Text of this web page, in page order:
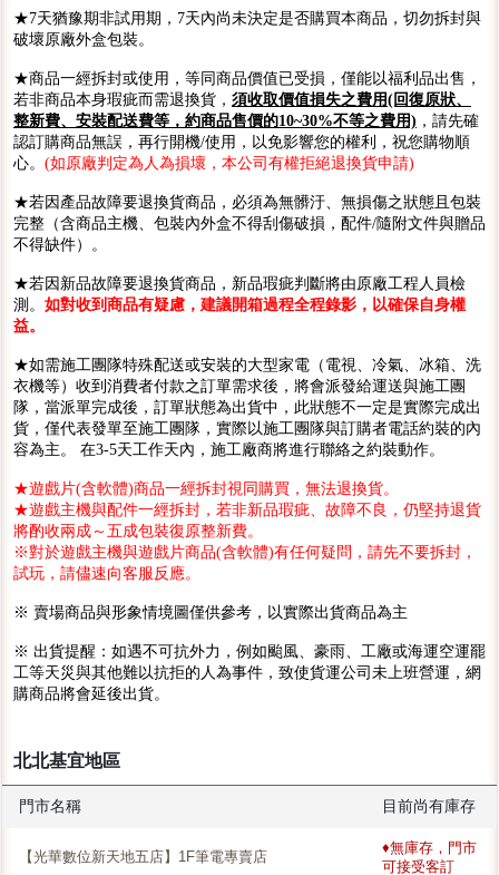
★7天猶豫期非試用期，7天內尚未決定是否購買本商品，切勿拆封與
破壞原廠外盒包裝。
★商品一經拆封或使用，等同商品價值已受損，僅能以福利品出售，
若非商品本身瑕疵而需退換貨， 須收取價值損失之費用(回復原狀、
整新費、安裝配送費等，約商品售價的10~30%不等之費用) ，請先確
認訂購商品無誤，再行開機/使用，以免影響您的權利，祝您購物順
心。 (如原廠判定為人為損壞，本公司有權拒絕退換貨申請)
★若因產品故障要退換貨商品，必須為無髒汙、無損傷之狀態且包裝
完整（含商品主機、包裝內外盒不得刮傷破損，配件/隨附文件與贈品
不得缺件）。
★若因新品故障要退換貨商品，新品瑕疵判斷將由原廠工程人員檢
測。 如對收到商品有疑慮，建議開箱過程全程錄影，以確保自身權
益。
★如需施工團隊特殊配送或安裝的大型家電（電視、冷氣、冰箱、洗
衣機等）收到消費者付款之訂單需求後，將會派發給運送與施工團
隊，當派單完成後，訂單狀態為出貨中，此狀態不一定是實際完成出
貨，僅代表發單至施工團隊，實際以施工團隊與訂購者電話約裝的內
容為主。 在3-5天工作天內，施工廠商將進行聯絡之約裝動作。
★遊戲片(含軟體)商品一經拆封視同購買，無法退換貨。
★遊戲主機與配件一經拆封，若非新品瑕疵、故障不良，仍堅持退貨
將酌收兩成～五成包裝復原整新費。
※對於遊戲主機與遊戲片商品(含軟體)有任何疑問，請先不要拆封，
試玩，請儘速向客服反應。
※ 賣場商品與形象情境圖僅供參考，以實際出貨商品為主
※ 出貨提醒：如遇不可抗外力，例如颱風、豪雨、工廠或海運空運罷
工等天災與其他難以抗拒的人為事件，致使貨運公司未上班營運，網
購商品將會延後出貨。
北北基宜地區
門市名稱 目前尚有庫存
【光華數位新天地五店】1F筆電專賣店
♦無庫存，門市
可接受客訂